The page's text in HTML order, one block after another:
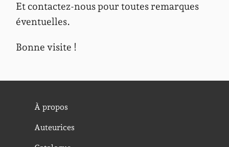
Et contactez-nous pour toutes remarques
éventuelles.
Bonne visite !
À propos
Auteurices